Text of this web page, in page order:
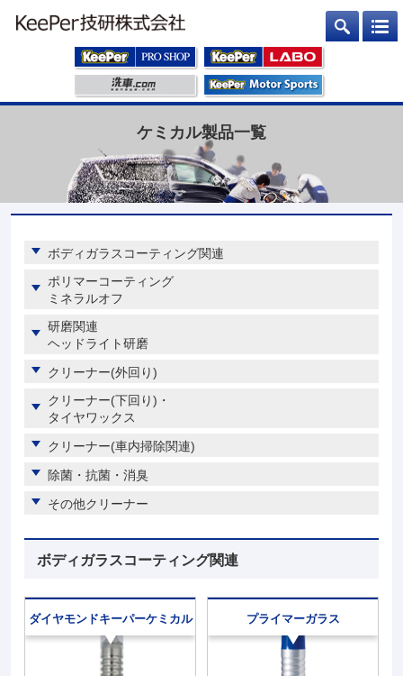
ケミカル製品一覧
ボディガラスコーティング関連
ポリマーコーティング
ミネラルオフ
研磨関連
ヘッドライト研磨
クリーナー(外回り)
クリーナー(下回り)・
タイヤワックス
クリーナー(車内掃除関連)
除菌・抗菌・消臭
その他クリーナー
ボディガラスコーティング関連
ダイヤモンドキーパーケミカル プライマーガラス